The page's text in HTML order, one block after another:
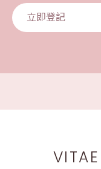
立即登記